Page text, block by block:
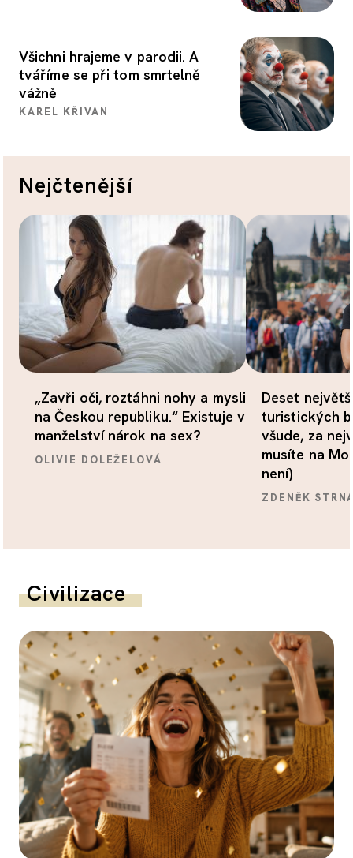
Všichni hrajeme v parodii. A
tváříme se při tom smrtelně
vážně
KAREL KŘIVAN
Nejčtenější
„Zavři oči, roztáhni nohy a mysli
na Českou republiku.“ Existuje v
manželství nárok na sex?
OLIVIE DOLEŽELOVÁ
Deset
turistických
všude, za
musíte na
není)
ZDENĚK
Civilizace